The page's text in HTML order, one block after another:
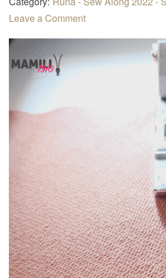
Leave a Comment